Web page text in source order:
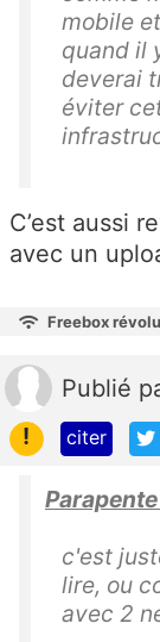
mobile
quand il
deverai
éviter
C’est aussi
avec un
Freebox
Publié
!
citer
c'est
lire, ou
avec 2